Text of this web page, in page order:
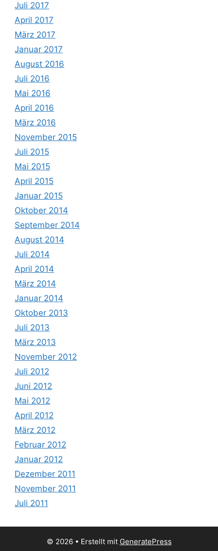
Juli 2017
April 2017
März 2017
Januar 2017
August 2016
Juli 2016
Mai 2016
April 2016
März 2016
November 2015
Juli 2015
Mai 2015
April 2015
Januar 2015
Oktober 2014
September 2014
August 2014
Juli 2014
April 2014
März 2014
Januar 2014
Oktober 2013
Juli 2013
März 2013
November 2012
Juli 2012
Juni 2012
Mai 2012
April 2012
März 2012
Februar 2012
Januar 2012
Dezember 2011
November 2011
Juli 2011
© 2026 • Erstellt mit GeneratePress